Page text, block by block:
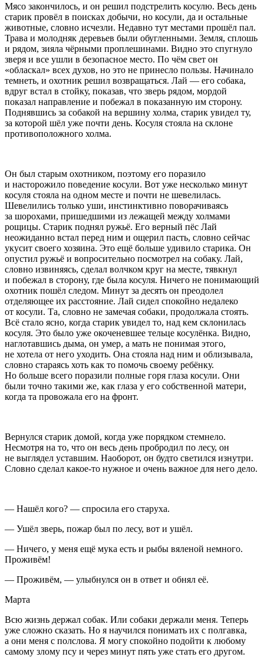
Мясо закончилось, и он решил подстрелить косулю. Весь день
старик провёл в поисках добычи, но косули, да и остальные
животные, словно исчезли. Недавно тут местами прошёл пал.
Трава и молодняк деревьев были обугленными. Земля, сплошь
и рядом, зияла чёрными проплешинами. Видно это спугнуло
зверя и все ушли в безопасное место. По чём свет он
«обласкал» всех духов, но это не принесло пользы. Начинало
темнеть, и охотник решил возвращаться. Лай — его собака,
вдруг встал в стойку, показав, что зверь рядом, мордой
показал направление и побежал в показанную им сторону.
Поднявшись за собакой на вершину холма, старик увидел ту,
за которой шёл уже почти день. Косуля стояла на склоне
противоположного холма.
Он был старым охотником, поэтому его поразило
и насторожило поведение косули. Вот уже несколько минут
косуля стояла на одном месте и почти не шевелилась.
Шевелились только уши, инстинктивно поворачиваясь
за шорохами, пришедшими из лежащей между холмами
рощицы. Старик поднял ружьё. Его верный пёс Лай
неожиданно встал перед ним и ощерил пасть, словно сейчас
укусит своего хозяина. Это ещё больше удивило старика. Он
опустил ружьё и вопросительно посмотрел на собаку. Лай,
словно извиняясь, сделал волчком круг на месте, тявкнул
и побежал в сторону, где была косуля. Ничего не понимающий
охотник пошёл следом. Минут за десять он преодолел
отделяющее их расстояние. Лай сидел спокойно недалеко
от косули. Та, словно не замечая собаки, продолжала стоять.
Всё стало ясно, когда старик увидел то, над кем склонилась
косуля. Это было уже окоченевшее тельце косулёнка. Видно,
наглотавшись дыма, он умер, а мать не понимая этого,
не хотела от него уходить. Она стояла над ним и облизывала,
словно стараясь хоть как то помочь своему ребёнку.
Но больше всего поразили полные горя глаза косули. Они
были точно такими же, как глаза у его собственной матери,
когда та провожала его на фронт.
Вернулся старик домой, когда уже порядком стемнело.
Несмотря на то, что он весь день пробродил по лесу, он
не выглядел уставшим. Наоборот, он будто светился изнутри.
Словно сделал какое-то нужное и очень важное для него дело.
— Нашёл кого? — спросила его старуха.
— Ушёл зверь, пожар был по лесу, вот и ушёл.
— Ничего, у меня ещё мука есть и рыбы вяленой немного.
Проживём!
— Проживём, — улыбнулся он в ответ и обнял её.
Марта
Всю жизнь держал собак. Или собаки держали меня. Теперь
уже сложно сказать. Но я научился понимать их с полгавка,
а они меня с полслова. Я могу спокойно подойти к любому
самому злому псу и через минут пять уже стать его другом.